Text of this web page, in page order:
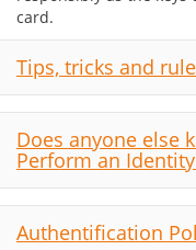
card.
Tips, tricks and
Does anyone else
Perform an
Authentification